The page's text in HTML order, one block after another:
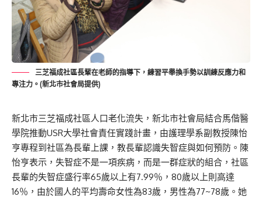
三芝福成社區長輩在老師的指導下，練習平舉換手勢以訓練反應力和
專注力。(新北市社會局提供)
新北市三芝福成社區人口老化流失，新北市社會局結合馬偕醫
學院推動USR大學社會責任實踐計畫，由護理學系副教授陳怡
亨專程到社區為長輩上課，教長輩認識失智症與如何預防。陳
怡亨表示，失智症不是一項疾病，而是一群症狀的組合，社區
長輩的失智症盛行率65歲以上有7.99％，80歲以上則高達
16％，由於國人的平均壽命女性為83歲，男性為77~78歲。她